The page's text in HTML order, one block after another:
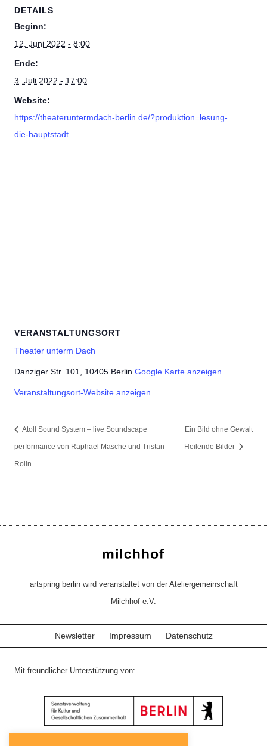
DETAILS
Beginn:
12. Juni 2022 - 8:00
Ende:
3. Juli 2022 - 17:00
Website:
https://theateruntermdach-berlin.de/?produktion=lesung-
die-hauptstadt
VERANSTALTUNGSORT
Theater unterm Dach
Danziger Str. 101, 10405 Berlin Google Karte anzeigen
Veranstaltungsort-Website anzeigen
Atoll Sound System – live Soundscape
performance von Raphael Masche und Tristan
Rolin
Ein Bild ohne Gewalt
– Heilende Bilder
artspring berlin wird veranstaltet von der Ateliergemeinschaft
Milchhof e.V.
Newsletter Impressum Datenschutz
Mit freundlicher Unterstützung von: